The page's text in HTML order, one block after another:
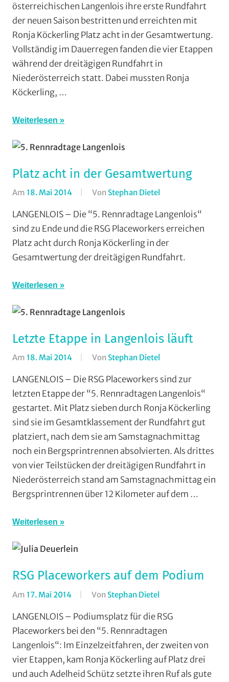
Rundfahrten
Strasse,
Vereine
österreichischen Langenlois ihre erste Rundfahrt
der neuen Saison bestritten und erreichten mit
Ronja Köckerling Platz acht in der Gesamtwertung.
Vollständig im Dauerregen fanden die vier Etappen
während der dreitägigen Rundfahrt in
Niederösterreich statt. Dabei mussten Ronja
Köckerling, …
Weiterlesen
Platz acht in der Gesamtwertung
Am 18. Mai 2014 Von Stephan Dietel
Buchenau,
RSG
Gießen
und
LANGENLOIS – Die “5. Rennradtage Langenlois“
sind zu Ende und die RSG Placeworkers erreichen
Platz acht durch Ronja Köckerling in der
Gesamtwertung der dreitägigen Rundfahrt.
Weiterlesen
Letzte Etappe in Langenlois läuft
Am 18. Mai 2014 Von Stephan Dietel
Buchenau
RSG
Gießen
und
Wieseck,
Rundfahrten,
Strasse,
Vereine
LANGENLOIS – Die RSG Placeworkers sind zur
letzten Etappe der “5. Rennradtagen Langenlois“
gestartet. Mit Platz sieben durch Ronja Köckerling
sind sie im Gesamtklassement der Rundfahrt gut
platziert, nach dem sie am Samstagnachmittag
noch ein Bergsprintrennen absolvierten. Als drittes
von vier Teilstücken der dreitägigen Rundfahrt in
Niederösterreich stand am Samstagnachmittag ein
Bergsprintrennen über 12 Kilometer auf dem …
Weiterlesen
RSG Placeworkers auf dem Podium
Am 17. Mai 2014 Von Stephan Dietel
Buchenau
RSG
Gießen
und
Wieseck,
LANGENLOIS – Podiumsplatz für die RSG
Placeworkers bei den “5. Rennradtagen
Langenlois“: Im Einzelzeitfahren, der zweiten von
vier Etappen, kam Ronja Köckerling auf Platz drei
und auch Adelheid Schütz setzte ihren Ruf als gute